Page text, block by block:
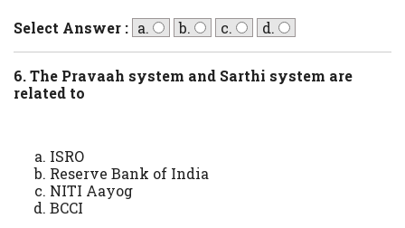
Select Answer : a. b. c. d.
6. The Pravaah system and Sarthi system are
related to
ISRO
Reserve Bank of India
NITI Aayog
BCCI